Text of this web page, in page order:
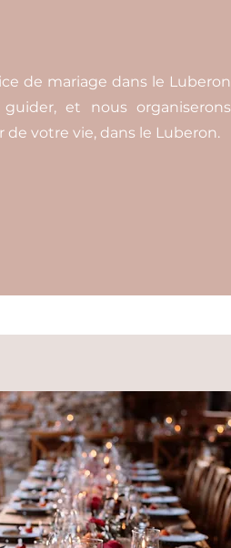
de mariage dans le Luberon
guider, et nous organiserons
votre vie, dans le Luberon.